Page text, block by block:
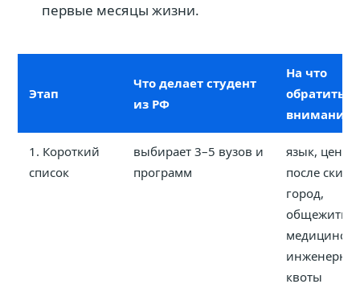
первые месяцы жизни.
Этап
Что делает студент
из РФ
На что
обратить
внимание
1. Короткий
список
выбирает 3–5 вузов и
программ
язык, цена
после
город,
общежитие,
квоты